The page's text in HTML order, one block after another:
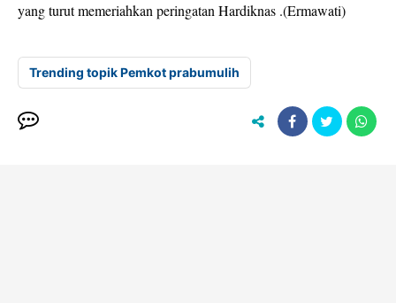
yang turut memeriahkan peringatan Hardiknas .(Ermawati)
Trending topik Pemkot prabumulih